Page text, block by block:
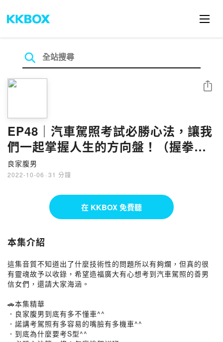
EP48｜汽車駕照考試必勝心法，讓我
們一起掌握人生的方向盤！（握拳）
feat.唯唯諾諾
良家腹男
2022-10-06 · 31 分鐘
分享
在 KKBOX 免費聽
本集介紹
這集音質不知道出了什麼技術性的問題所以有夠爛，但真的很
有靈魂故予以收錄，希望造福廣大有心想考到汽車駕照的善男
信女們，還請大家海涵。
🚗本集精華
．良家腹男到底有多不懂車^^
．諾講考駕照有多容易的嘴臉有多機車^^
．到底為什麼要考S型^^